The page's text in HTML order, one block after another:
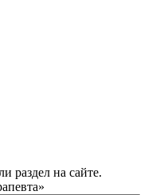
раздел на сайте.
»